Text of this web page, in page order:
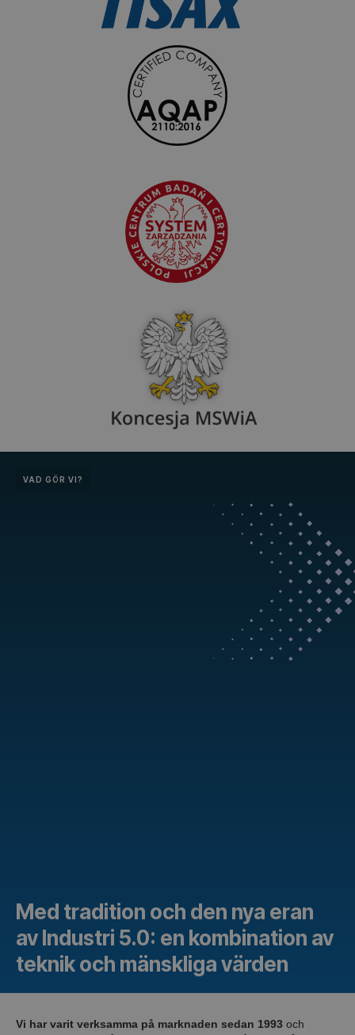
VAD GÖR VI?
Med tradition och den nya eran
av Industri 5.0: en kombination av
teknik och mänskliga värden
Vi har varit verksamma på marknaden sedan 1993 och